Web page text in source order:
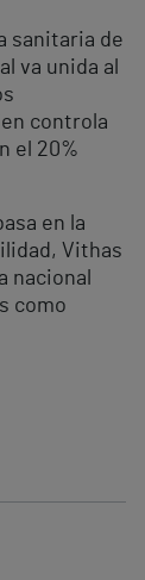
sanitaria de
va unida al
controla
el 20%
en la
Vithas
nacional
como